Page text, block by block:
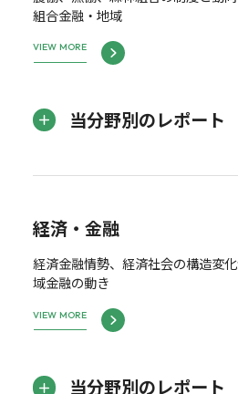
組合金融・地域
VIEW MORE
当分野別のレポート
経済・金融
経済金融情勢、経済社会の構造変
域金融の動き
VIEW MORE
当分野別のレポート